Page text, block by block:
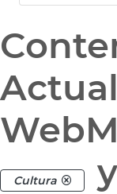
Cultura